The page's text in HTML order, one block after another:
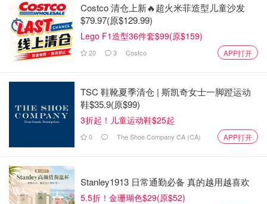
Costco 清仓上新🔥超火米菲造型儿童沙发
$79.97(原$129.99)
Lego F1造型36件套$99(原$159)
20 3 Costco APP打开
TSC 鞋靴夏季清仓 | 斯凯奇女士一脚蹬运动
鞋$35.9(原$99)
3折起！儿童运动鞋$25起
0 The Shoe Company CA (CA) APP打开
Stanley1913 日常通勤必备 真的越用越喜欢
5.5折！金珊瑚色$29(原$52)